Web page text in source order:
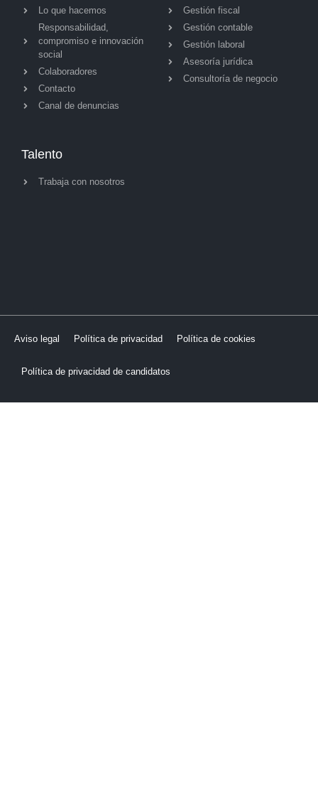
Lo que hacemos
Responsabilidad,
compromiso e innovación
social
Colaboradores
Contacto
Canal de denuncias
Gestión fiscal
Gestión contable
Gestión laboral
Asesoría jurídica
Consultoría de negocio
Talento
Trabaja con nosotros
Aviso legal Política de privacidad Política de cookies
Política de privacidad de candidatos